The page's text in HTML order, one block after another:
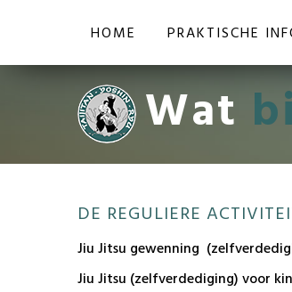
HOME PRAKTISCHE
Wat
DE REGULIERE
Jiu Jitsu gewenning
Jiu Jitsu (zelfverdediging) voor